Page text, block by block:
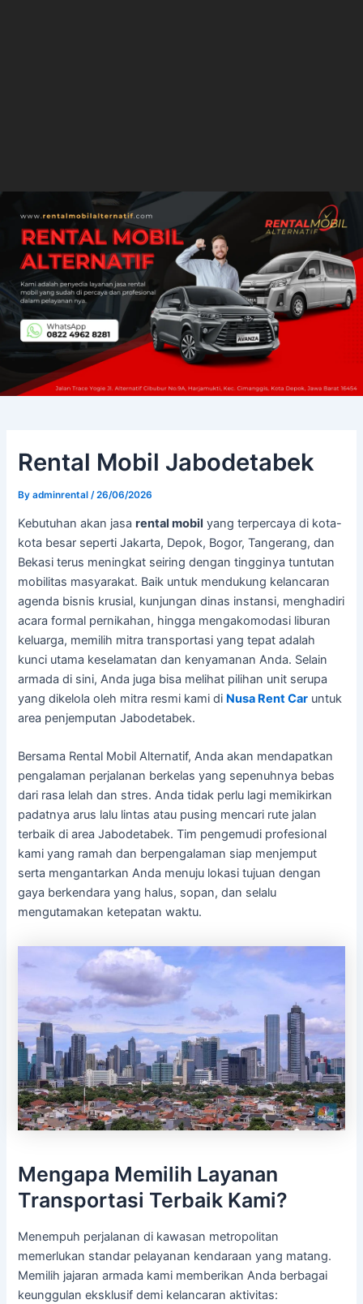
Rental Mobil Jabodetabek
Byadminrental /26/06/2026
Kebutuhan akan jasarental mobil yang terpercaya di kota-
kota besar seperti Jakarta, Depok, Bogor, Tangerang, dan
Bekasi terus meningkat seiring dengan tingginya tuntutan
mobilitas masyarakat. Baik untuk mendukung kelancaran
agenda bisnis krusial, kunjungan dinas instansi, menghadiri
acara formal pernikahan, hingga mengakomodasi liburan
keluarga, memilih mitra transportasi yang tepat adalah
kunci utama keselamatan dan kenyamanan Anda. Selain
armada di sini, Anda juga bisa melihat pilihan unit serupa
yang dikelola oleh mitra resmi kami di Nusa Rent Car untuk
area penjemputan Jabodetabek.
Bersama Rental Mobil Alternatif, Anda akan mendapatkan
pengalaman perjalanan berkelas yang sepenuhnya bebas
dari rasa lelah dan stres. Anda tidak perlu lagi memikirkan
padatnya arus lalu lintas atau pusing mencari rute jalan
terbaik di area Jabodetabek. Tim pengemudi profesional
kami yang ramah dan berpengalaman siap menjemput
serta mengantarkan Anda menuju lokasi tujuan dengan
gaya berkendara yang halus, sopan, dan selalu
mengutamakan ketepatan waktu.
Mengapa Memilih Layanan
Transportasi Terbaik Kami?
Menempuh perjalanan di kawasan metropolitan
memerlukan standar pelayanan kendaraan yang matang.
Memilih jajaran armada kami memberikan Anda berbagai
keunggulan eksklusif demi kelancaran aktivitas: